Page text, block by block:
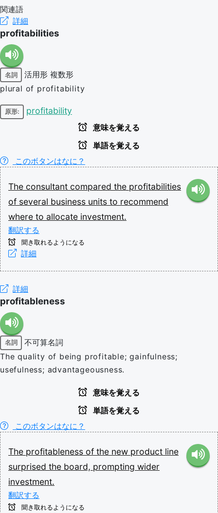
関連語
詳細
profitabilities
名詞 活用形 複数形
plural of profitability
原形: profitability
意味を覚える
単語を覚える
このボタンはなに？
The consultant compared the profitabilities
of several business units to recommend
where to allocate investment.
翻訳する
聞き取れるようになる
詳細
詳細
profitableness
名詞
不可算名詞
The quality of being profitable; gainfulness;
usefulness; advantageousness.
意味を覚える
単語を覚える
このボタンはなに？
The profitableness of the new product line
surprised the board, prompting wider
investment.
翻訳する
聞き取れるようになる